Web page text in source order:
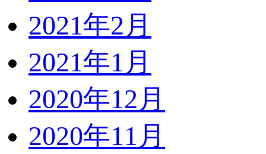
2021年2月
2021年1月
2020年12月
2020年11月